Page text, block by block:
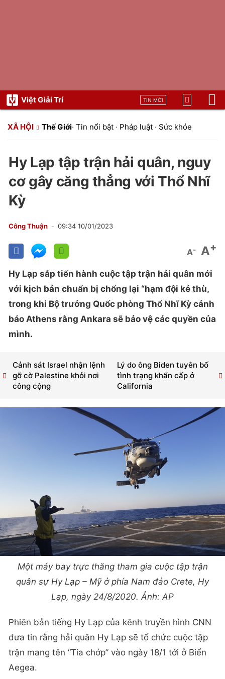
Việt Giải Trí TIN MỚI
XÃ HỘI Thế Giới· Tin nổi bật · Pháp luật · Sức khỏe
Hy Lạp tập trận hải quân, nguy
cơ gây căng thẳng với Thổ Nhĩ
Kỳ
Công Thuận 09:34 10/01/2023
A- A+
Hy Lạp sắp tiến hành cuộc tập trận hải quân mới
với kịch bản chuẩn bị chống lại “hạm đội kẻ thù,
trong khi Bộ trưởng Quốc phòng Thổ Nhĩ Kỳ cảnh
báo Athens rằng Ankara sẽ bảo vệ các quyền của
mình.
Lý do ông Biden tuyên bố
tình trạng khẩn cấp ở
California
Cảnh sát Israel nhận lệnh
gỡ cờ Palestine khỏi nơi
công cộng
Một máy bay trực thăng tham gia cuộc tập trận
quân sự Hy Lạp – Mỹ ở phía Nam đảo Crete, Hy
Lạp, ngày 24/8/2020. Ảnh: AP
Phiên bản tiếng Hy Lạp của kênh truyền hình CNN
đưa tin rằng hải quân Hy Lạp sẽ tổ chức cuộc tập
trận mang tên “Tia chớp” vào ngày 18/1 tới ở Biển
Aegea.